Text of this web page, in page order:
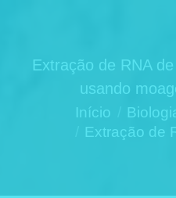
Extração de RNA
usando
Você está aqui:
Início
Extração de